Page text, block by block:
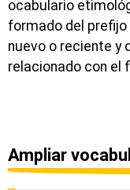
ocabulario
formado del prefijo
nuevo o reciente y
relacionado con el
Ampliar